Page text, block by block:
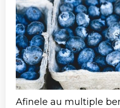
Afinele au multiple